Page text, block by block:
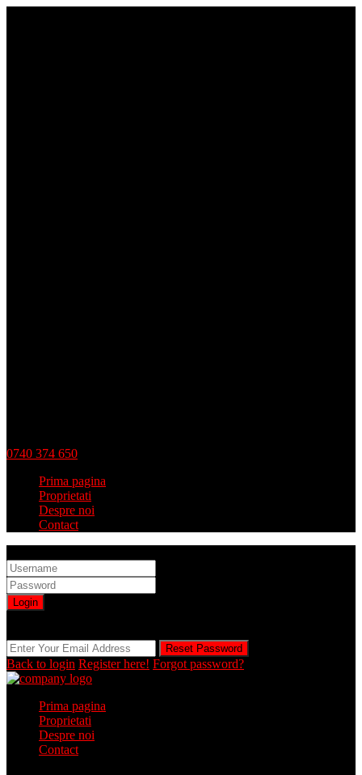
0740 374 650
Prima pagina
Proprietati
Despre noi
Contact
Login
Reset Password
Back to login Register here! Forgot password?
Prima pagina
Proprietati
Despre noi
Contact